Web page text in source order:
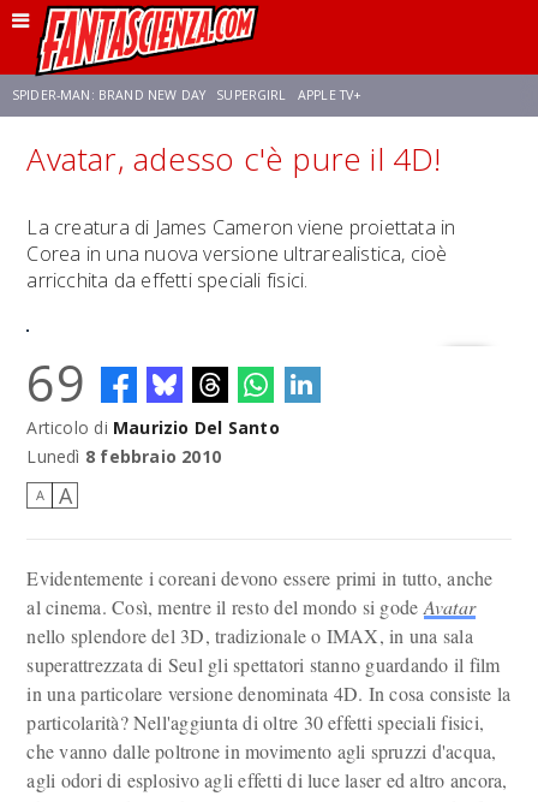
SPIDER-MAN: BRAND NEW DAY SUPERGIRL APPLE TV+
FRANCO RICCIARDIELLO ZENDAYA AVENGERS: DOOMSDAY STAR TREK
NETFLIX SADIE SINK STAR TREK: STRANGE NEW WORLDS
Avatar, adesso c'è pure il 4D!
La creatura di James Cameron viene proiettata in
Corea in una nuova versione ultrarealistica, cioè
arricchita da effetti speciali fisici.
69
Articolo di Maurizio Del Santo
Lunedì 8 febbraio 2010
A A
Evidentemente i coreani devono essere primi in tutto, anche
al cinema. Così, mentre il resto del mondo si gode Avatar
nello splendore del 3D, tradizionale o IMAX, in una sala
superattrezzata di Seul gli spettatori stanno guardando il film
in una particolare versione denominata 4D. In cosa consiste la
particolarità? Nell'aggiunta di oltre 30 effetti speciali fisici,
che vanno dalle poltrone in movimento agli spruzzi d'acqua,
agli odori di esplosivo agli effetti di luce laser ed altro ancora,